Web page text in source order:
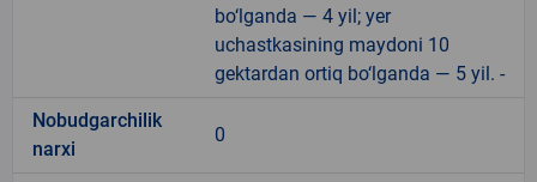
bo‘lganda — 4 yil; yer
uchastkasining maydoni 10
gektardan ortiq bo‘lganda — 5 yil. -
Nobudgarchilik
narxi
0